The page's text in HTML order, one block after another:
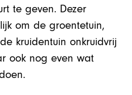
te geven. Dezer
om de groentetuin,
kruidentuin onkruidvrij
ook nog even wat